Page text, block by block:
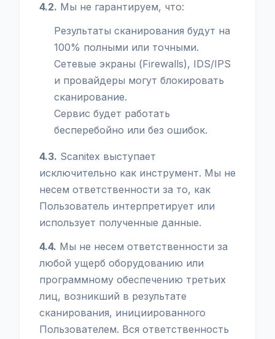
4.2. Мы не гарантируем, что:
Результаты сканирования будут на
100% полными или точными.
Сетевые экраны (Firewalls), IDS/IPS
и провайдеры могут блокировать
сканирование.
Сервис будет работать
бесперебойно или без ошибок.
4.3. Scanitex выступает
исключительно как инструмент. Мы не
несем ответственности за то, как
Пользователь интерпретирует или
использует полученные данные.
4.4. Мы не несем ответственности за
любой ущерб оборудованию или
программному обеспечению третьих
лиц, возникший в результате
сканирования, инициированного
Пользователем. Вся ответственность